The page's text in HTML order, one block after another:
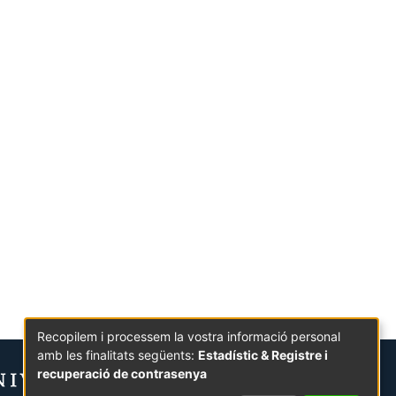
Recopilem i processem la vostra informació personal
amb les finalitats següents: Estadístic & Registre i
recuperació de contrasenya